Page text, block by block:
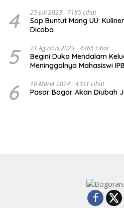
4 25 Juli 2023 7185 Lihat
Sop Buntut Mang UU:
Dicoba
5 21 Agustus 2023 4365 Lihat
Begini Duka Mendalam
Meninggalnya Mahasiswi
6 18 Maret 2024 4331 Lihat
Pasar Bogor Akan Diubah